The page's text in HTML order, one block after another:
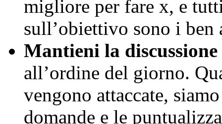
migliore per fare x, e
sull’obiettivo sono i ben
Mantieni la
all’ordine del giorno.
vengono attaccate,
domande e le